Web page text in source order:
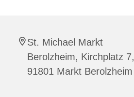
St. Michael Markt
Berolzheim, Kirchplatz 7,
91801 Markt Berolzheim